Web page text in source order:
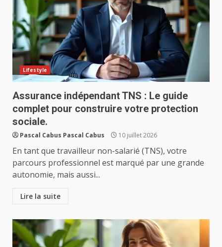
Lifestyle
Assurance indépendant TNS : Le guide
complet pour construire votre protection
sociale.
Pascal Cabus Pascal Cabus 10 juillet 2026
En tant que travailleur non-salarié (TNS), votre
parcours professionnel est marqué par une grande
autonomie, mais aussi...
Lire la suite